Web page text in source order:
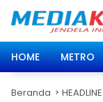
HOME
METRO
Beranda